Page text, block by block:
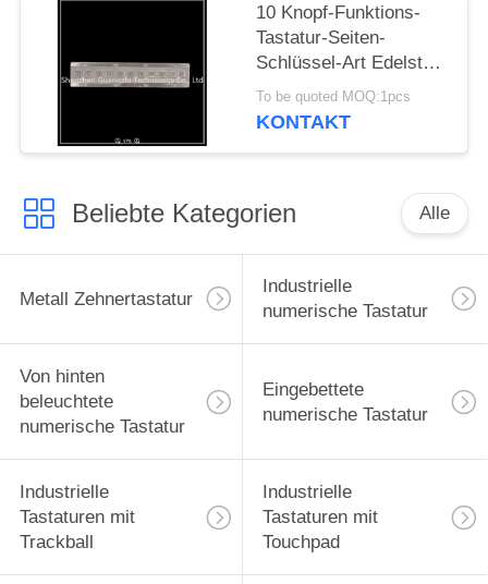
10 Knopf-Funktions-
Tastatur-Seiten-
Schlüssel-Art Edelstahl
für industrielle
Ausrüstung
To be quoted MOQ:1pcs
KONTAKT
Beliebte Kategorien Alle
Metall Zehnertastatur
Industrielle
numerische Tastatur
Von hinten
beleuchtete
numerische Tastatur
Eingebettete
numerische Tastatur
Industrielle
Tastaturen mit
Trackball
Industrielle
Tastaturen mit
Touchpad